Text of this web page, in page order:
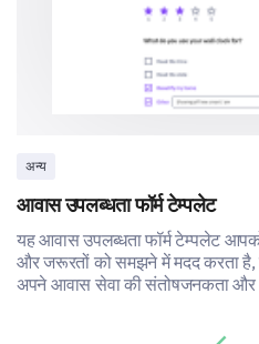
अन्य
आवास उपलब्धता फॉर्म टेम्पलेट
यह आवास उपलब्धता फॉर्म टेम्पलेट
और जरूरतों को समझने में मदद करता
अपने आवास सेवा की संतोषजनकता